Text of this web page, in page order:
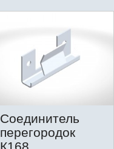
Соединитель
перегородок